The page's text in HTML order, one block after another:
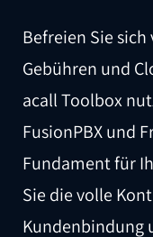
Befreien Sie
Gebühren und
acall Toolbox
FusionPBX und
Fundament für
Sie die volle
Kundenbindung